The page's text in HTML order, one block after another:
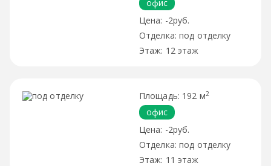
офис
-2руб.
под отделку
12 этаж
192 м2
офис
-2руб.
под отделку
11 этаж